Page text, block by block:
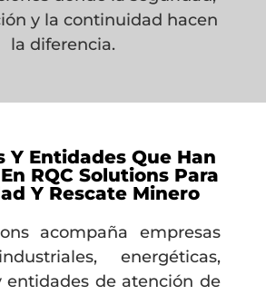
y la continuidad hacen
la diferencia.
Y Entidades Que Han
RQC Solutions Para
Y Rescate Minero
acompaña empresas
energéticas,
entidades de atención de